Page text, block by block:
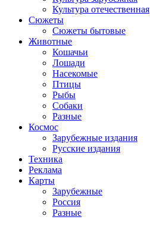
Культура отечественная
Сюжеты
Сюжеты бытовые
Животные
Кошачьи
Лошади
Насекомые
Птицы
Рыбы
Собаки
Разные
Космос
Зарубежные издания
Русские издания
Техника
Реклама
Карты
Зарубежные
Россия
Разные